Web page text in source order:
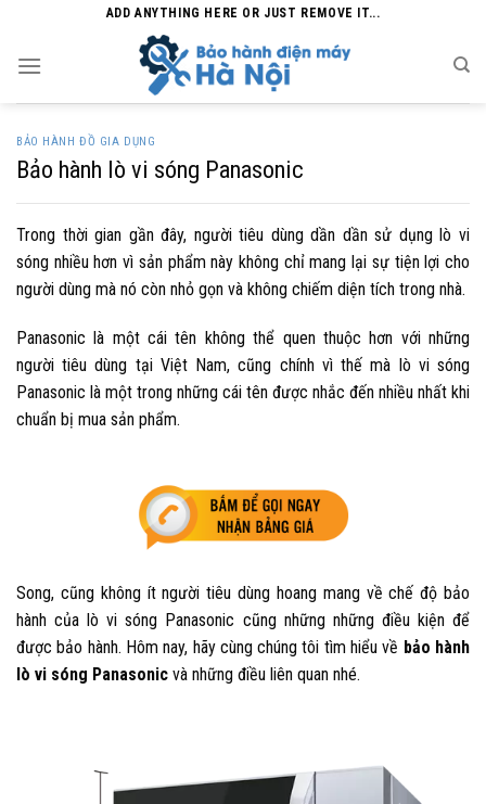
content
ADD ANYTHING HERE OR JUST REMOVE IT...
BẢO HÀNH ĐỒ GIA DỤNG
Bảo hành lò vi sóng Panasonic
Trong thời gian gần đây, người tiêu dùng dần dần sử dụng lò vi
sóng nhiều hơn vì sản phẩm này không chỉ mang lại sự tiện lợi cho
người dùng mà nó còn nhỏ gọn và không chiếm diện tích trong nhà.
Panasonic là một cái tên không thể quen thuộc hơn với những
người tiêu dùng tại Việt Nam, cũng chính vì thế mà lò vi sóng
Panasonic là một trong những cái tên được nhắc đến nhiều nhất khi
chuẩn bị mua sản phẩm.
Song, cũng không ít người tiêu dùng hoang mang về chế độ bảo
hành của lò vi sóng Panasonic cũng những những điều kiện để
được bảo hành. Hôm nay, hãy cùng chúng tôi tìm hiểu về bảo hành
lò vi sóng Panasonic và những điều liên quan nhé.